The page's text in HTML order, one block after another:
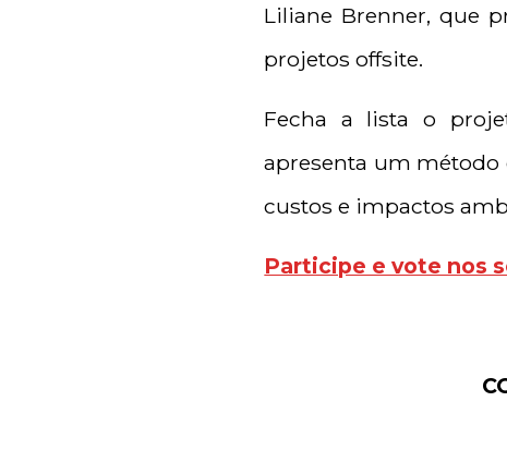
Liliane Brenner, que
projetos offsite.
Fecha a lista o
apresenta um método
custos e impactos
Participe e vote nos